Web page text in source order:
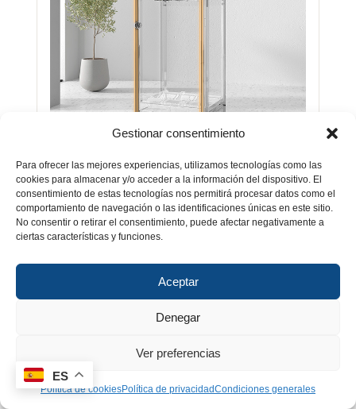
Gestionar consentimiento
Para ofrecer las mejores experiencias, utilizamos tecnologías como las
cookies para almacenar y/o acceder a la información del dispositivo. El
consentimiento de estas tecnologías nos permitirá procesar datos como el
comportamiento de navegación o las identificaciones únicas en este sitio.
No consentir o retirar el consentimiento, puede afectar negativamente a
ciertas características y funciones.
Aceptar
Denegar
Ver preferencias
Política de cookiesPolítica de privacidadCondiciones generales
SELLADO AVANZADO PARA UNA
HUMEDAD ESTABLE
Mantiene una humedad constante con menor
consumo energético gracias a su sistema de
ES